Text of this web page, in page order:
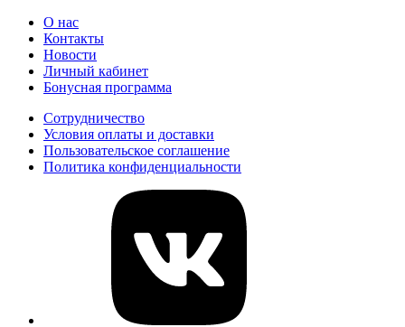
О нас
Контакты
Новости
Личный кабинет
Бонусная программа
Сотрудничество
Условия оплаты и доставки
Пользовательское соглашение
Политика конфиденциальности